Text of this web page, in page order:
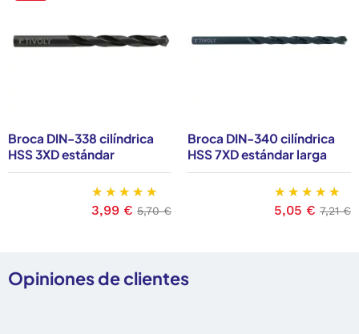
Broca DIN-338 cilíndrica
HSS 3XD estándar
Precio
3,99 € Precio base
5,70 €
Broca DIN-340 cilíndrica
HSS 7XD estándar larga
Precio
5,05 € 7,21 €
Opiniones de clientes